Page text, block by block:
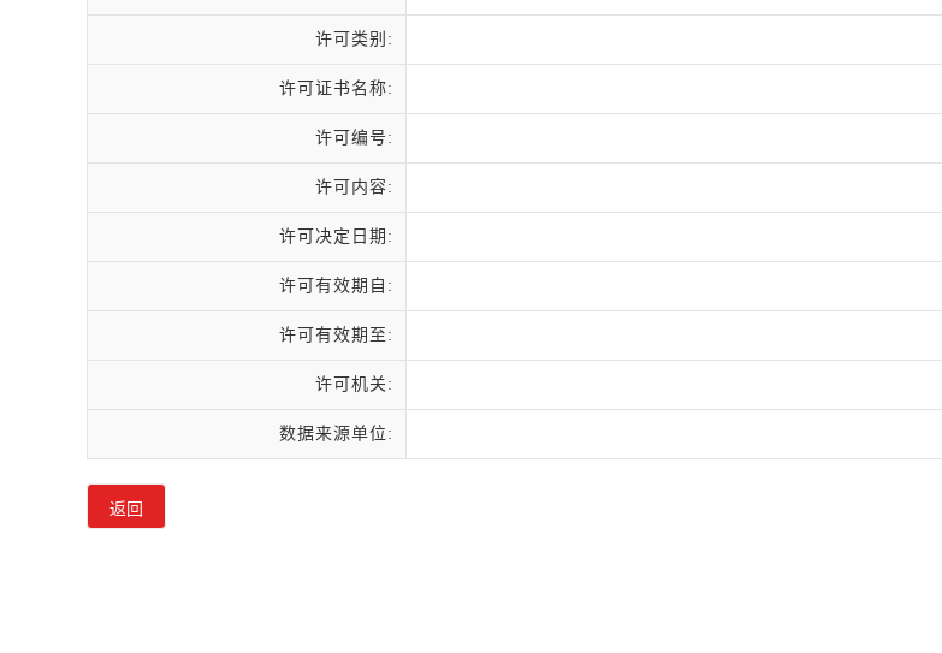
许可类别:
许可证书名称:
许可编号:
许可内容:
许可决定日期:
许可有效期自:
许可有效期至:
许可机关:
数据来源单位: